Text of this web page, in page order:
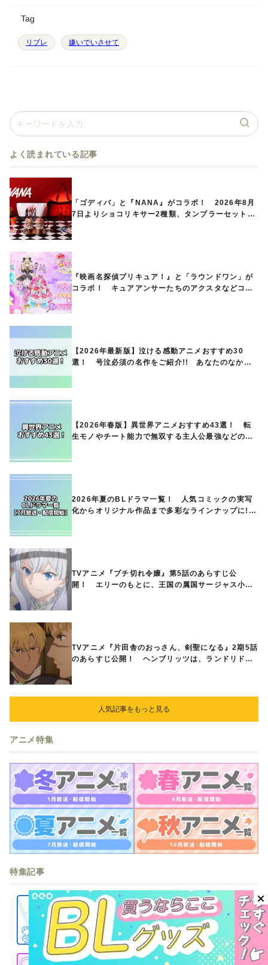
Tag
リブレ 嫌いでいさせて
よく読まれている記事
「ゴディバ」と『NANA』がコラボ！ 2026年8月
7日よりショコリキサー2種類、タンブラーセットな
『映画名探偵プリキュア！』と「ラウンドワン」が
コラボ！ キュアアンサーたちのアクスタなどコラ
【2026年最新版】泣ける感動アニメおすすめ30
選！ 号泣必須の名作をご紹介!! あなたのなかの
【2026年春版】異世界アニメおすすめ43選！ 転
生モノやチート能力で無双する主人公最強などの人
2026年夏のBLドラマ一覧！ 人気コミックの実写
化からオリジナル作品まで多彩なラインナップに!!
TVアニメ『ブチ切れ令嬢』第5話のあらすじ公
開！ エリーのもとに、王国の属国サージャス小王
TVアニメ『片田舎のおっさん、剣聖になる』2期5話
のあらすじ公開！ ヘンブリッツは、ランドリドに
人気記事をもっと見る
アニメ特集
特集記事